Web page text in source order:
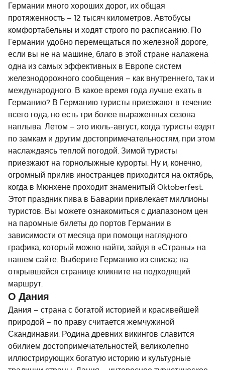
Германии много хороших дорог, их общая
протяженность – 12 тысяч километров. Автобусы
комфортабельны и ходят строго по расписанию. По
Германии удобно перемещаться по железной дороге,
если вы не на машине, благо в этой стране налажена
одна из самых эффективных в Европе систем
железнодорожного сообщения – как внутреннего, так и
международного. В какое время года лучше ехать в
Германию? В Германию туристы приезжают в течение
всего года, но есть три более выраженных сезона
наплыва. Летом – это июль-август, когда туристы ездят
по замкам и другим достопримечательностям, при этом
наслаждаясь теплой погодой. Зимой туристы
приезжают на горнолыжные курорты. Ну и, конечно,
огромный прилив иностранцев приходится на октябрь,
когда в Мюнхене проходит знаменитый Oktoberfest.
Этот праздник пива в Баварии привлекает миллионы
туристов. Вы можете ознакомиться с диапазоном цен
на паромные билеты до портов Германии в
зависимости от месяца при помощи наглядного
графика, который можно найти, зайдя в «Страны» на
нашем сайте. Выберите Германию из списка; на
открывшейся странице кликните на подходящий
маршрут.
О Дания
Дания – страна с богатой историей и красивейшей
природой – по праву считается жемчужиной
Скандинавии. Родина древних викингов славится
обилием достопримечательностей, великолепно
иллюстрирующих богатую историю и культурные